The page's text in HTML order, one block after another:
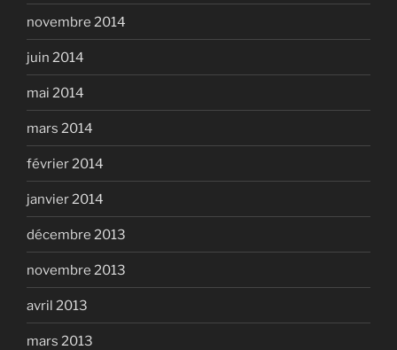
novembre 2014
juin 2014
mai 2014
mars 2014
février 2014
janvier 2014
décembre 2013
novembre 2013
avril 2013
mars 2013